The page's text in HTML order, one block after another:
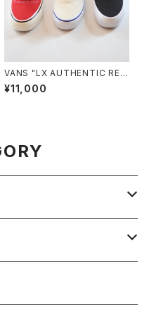
VANS "LX AUTHENTIC REIS
SUE 44"
¥11,000